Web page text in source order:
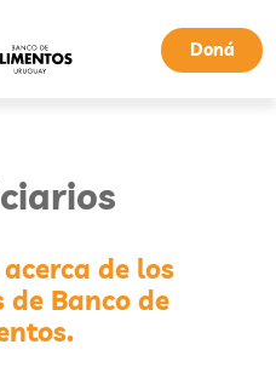
Doná
de los
Banco de